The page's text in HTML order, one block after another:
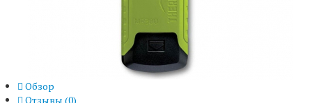
Обзор
Отзывы (0)